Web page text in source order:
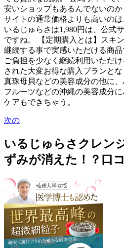
安いショップもあるんでないの
サイトの通常価格よりも高いのは
いるじゅらさは1,980円は、公式
ですね。 【定期購入とは】スキ
継続する事で実感いただける商
ご負担を少なく継続利用いただ
された大変お得な購入プランとな
真珠母貝などの美容成分の他に
フルーツなどの沖縄の美容成分
ケアもできちゃう。
次の
いるじゅらさクレン
ずみが消えた！？口